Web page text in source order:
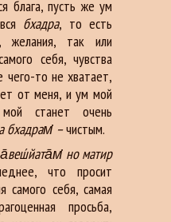
блага, пусть же ум
бхадра, то есть
желания, так или
себя, чувства
то не хватает,
от меня, и ум мой
станет очень
бхадрам̇ –чистым.
но матир
что просит
себя, самая
просьба,